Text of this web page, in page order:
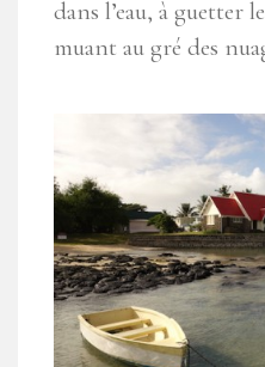
dans l’eau, à guetter
muant au gré des